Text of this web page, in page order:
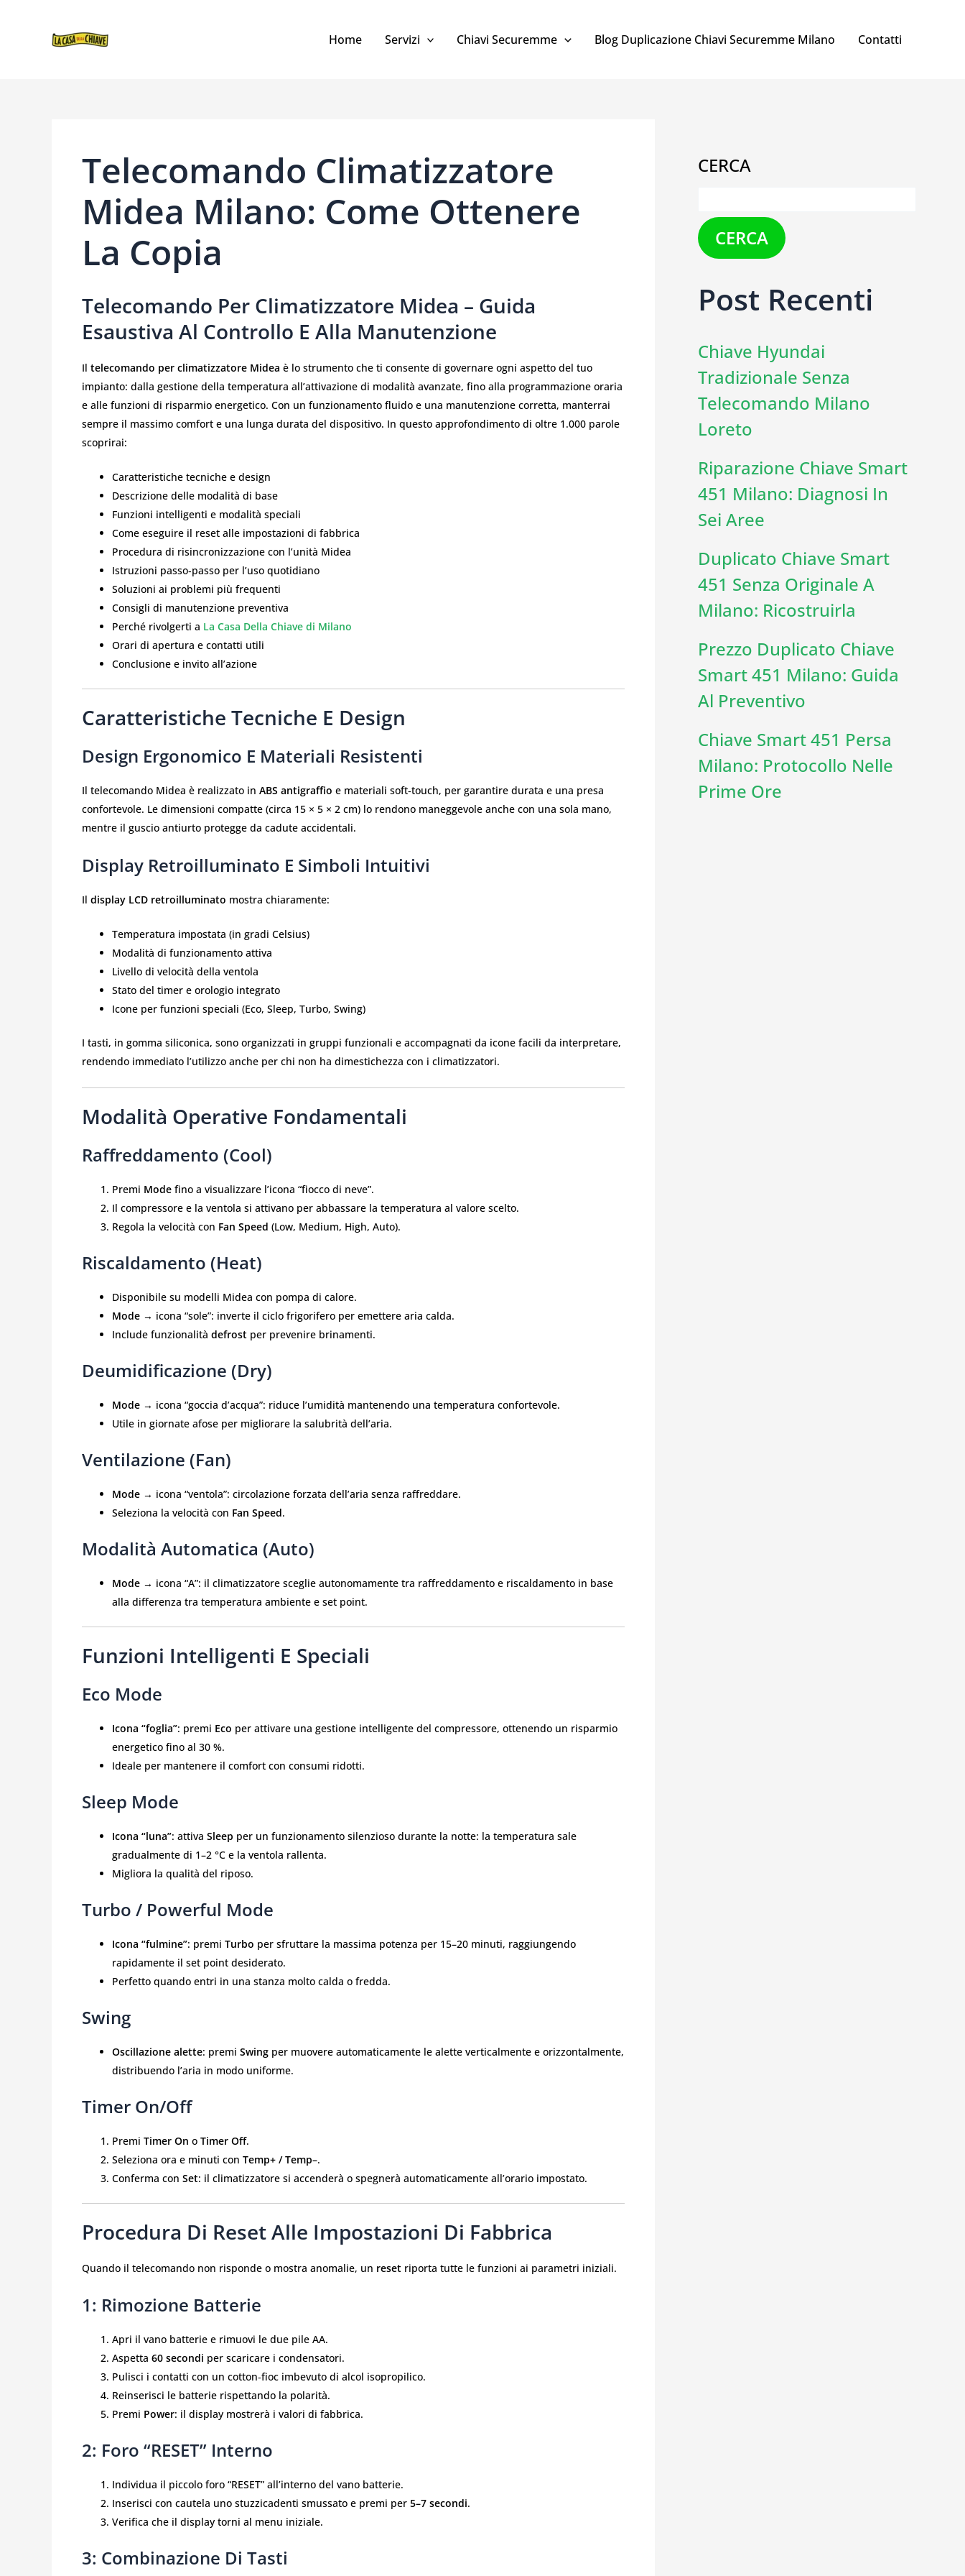
CONTENUTO
Home Servizi Chiavi Securemme Blog Duplicazione Chiavi Securemme Milano Contatti
Telecomando Climatizzatore
Midea Milano: Come Ottenere
La Copia
Telecomando Per Climatizzatore Midea – Guida
Esaustiva Al Controllo E Alla Manutenzione
Il telecomando per climatizzatore Midea è lo strumento che ti consente di governare ogni aspetto del tuo
impianto: dalla gestione della temperatura all’attivazione di modalità avanzate, fino alla programmazione oraria
e alle funzioni di risparmio energetico. Con un funzionamento fluido e una manutenzione corretta, manterrai
sempre il massimo comfort e una lunga durata del dispositivo. In questo approfondimento di oltre 1.000 parole
scoprirai:
Caratteristiche tecniche e design
Descrizione delle modalità di base
Funzioni intelligenti e modalità speciali
Come eseguire il reset alle impostazioni di fabbrica
Procedura di risincronizzazione con l’unità Midea
Istruzioni passo‑passo per l’uso quotidiano
Soluzioni ai problemi più frequenti
Consigli di manutenzione preventiva
Perché rivolgerti a La Casa Della Chiave di Milano
Orari di apertura e contatti utili
Conclusione e invito all’azione
Caratteristiche Tecniche E Design
Design Ergonomico E Materiali Resistenti
Il telecomando Midea è realizzato in ABS antigraffio e materiali soft‑touch, per garantire durata e una presa
confortevole. Le dimensioni compatte (circa 15 × 5 × 2 cm) lo rendono maneggevole anche con una sola mano,
mentre il guscio antiurto protegge da cadute accidentali.
Display Retroilluminato E Simboli Intuitivi
Il display LCD retroilluminato mostra chiaramente:
Temperatura impostata (in gradi Celsius)
Modalità di funzionamento attiva
Livello di velocità della ventola
Stato del timer e orologio integrato
Icone per funzioni speciali (Eco, Sleep, Turbo, Swing)
I tasti, in gomma siliconica, sono organizzati in gruppi funzionali e accompagnati da icone facili da interpretare,
rendendo immediato l’utilizzo anche per chi non ha dimestichezza con i climatizzatori.
Modalità Operative Fondamentali
Raffreddamento (Cool)
Premi Mode fino a visualizzare l’icona “fiocco di neve”.
Il compressore e la ventola si attivano per abbassare la temperatura al valore scelto.
Regola la velocità con Fan Speed (Low, Medium, High, Auto).
Riscaldamento (Heat)
Disponibile su modelli Midea con pompa di calore.
Mode → icona “sole”: inverte il ciclo frigorifero per emettere aria calda.
Include funzionalità defrost per prevenire brinamenti.
Deumidificazione (Dry)
Mode → icona “goccia d’acqua”: riduce l’umidità mantenendo una temperatura confortevole.
Utile in giornate afose per migliorare la salubrità dell’aria.
Ventilazione (Fan)
Mode → icona “ventola”: circolazione forzata dell’aria senza raffreddare.
Seleziona la velocità con Fan Speed.
Modalità Automatica (Auto)
Mode → icona “A”: il climatizzatore sceglie autonomamente tra raffreddamento e riscaldamento in base
alla differenza tra temperatura ambiente e set point.
Funzioni Intelligenti E Speciali
Eco Mode
Icona “foglia”: premi Eco per attivare una gestione intelligente del compressore, ottenendo un risparmio
energetico fino al 30 %.
Ideale per mantenere il comfort con consumi ridotti.
Sleep Mode
Icona “luna”: attiva Sleep per un funzionamento silenzioso durante la notte: la temperatura sale
gradualmente di 1–2 °C e la ventola rallenta.
Migliora la qualità del riposo.
Turbo / Powerful Mode
Icona “fulmine”: premi Turbo per sfruttare la massima potenza per 15–20 minuti, raggiungendo
rapidamente il set point desiderato.
Perfetto quando entri in una stanza molto calda o fredda.
Swing
Oscillazione alette: premi Swing per muovere automaticamente le alette verticalmente e orizzontalmente,
distribuendo l’aria in modo uniforme.
Timer On/Off
Premi Timer On o Timer Off.
Seleziona ora e minuti con Temp+ / Temp–.
Conferma con Set: il climatizzatore si accenderà o spegnerà automaticamente all’orario impostato.
Procedura Di Reset Alle Impostazioni Di Fabbrica
Quando il telecomando non risponde o mostra anomalie, un reset riporta tutte le funzioni ai parametri iniziali.
1: Rimozione Batterie
Apri il vano batterie e rimuovi le due pile AA.
Aspetta 60 secondi per scaricare i condensatori.
Pulisci i contatti con un cotton‑fioc imbevuto di alcol isopropilico.
Reinserisci le batterie rispettando la polarità.
Premi Power: il display mostrerà i valori di fabbrica.
2: Foro “RESET” Interno
Individua il piccolo foro “RESET” all’interno del vano batterie.
Inserisci con cautela uno stuzzicadenti smussato e premi per 5–7 secondi.
Verifica che il display torni al menu iniziale.
3: Combinazione Di Tasti
CERCA
CERCA
Post Recenti
Chiave Hyundai
Tradizionale Senza
Telecomando Milano
Loreto
Riparazione Chiave Smart
451 Milano: Diagnosi In
Sei Aree
Duplicato Chiave Smart
451 Senza Originale A
Milano: Ricostruirla
Prezzo Duplicato Chiave
Smart 451 Milano: Guida
Al Preventivo
Chiave Smart 451 Persa
Milano: Protocollo Nelle
Prime Ore